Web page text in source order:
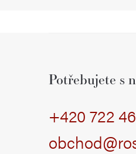
Potřebujete s
+420 722